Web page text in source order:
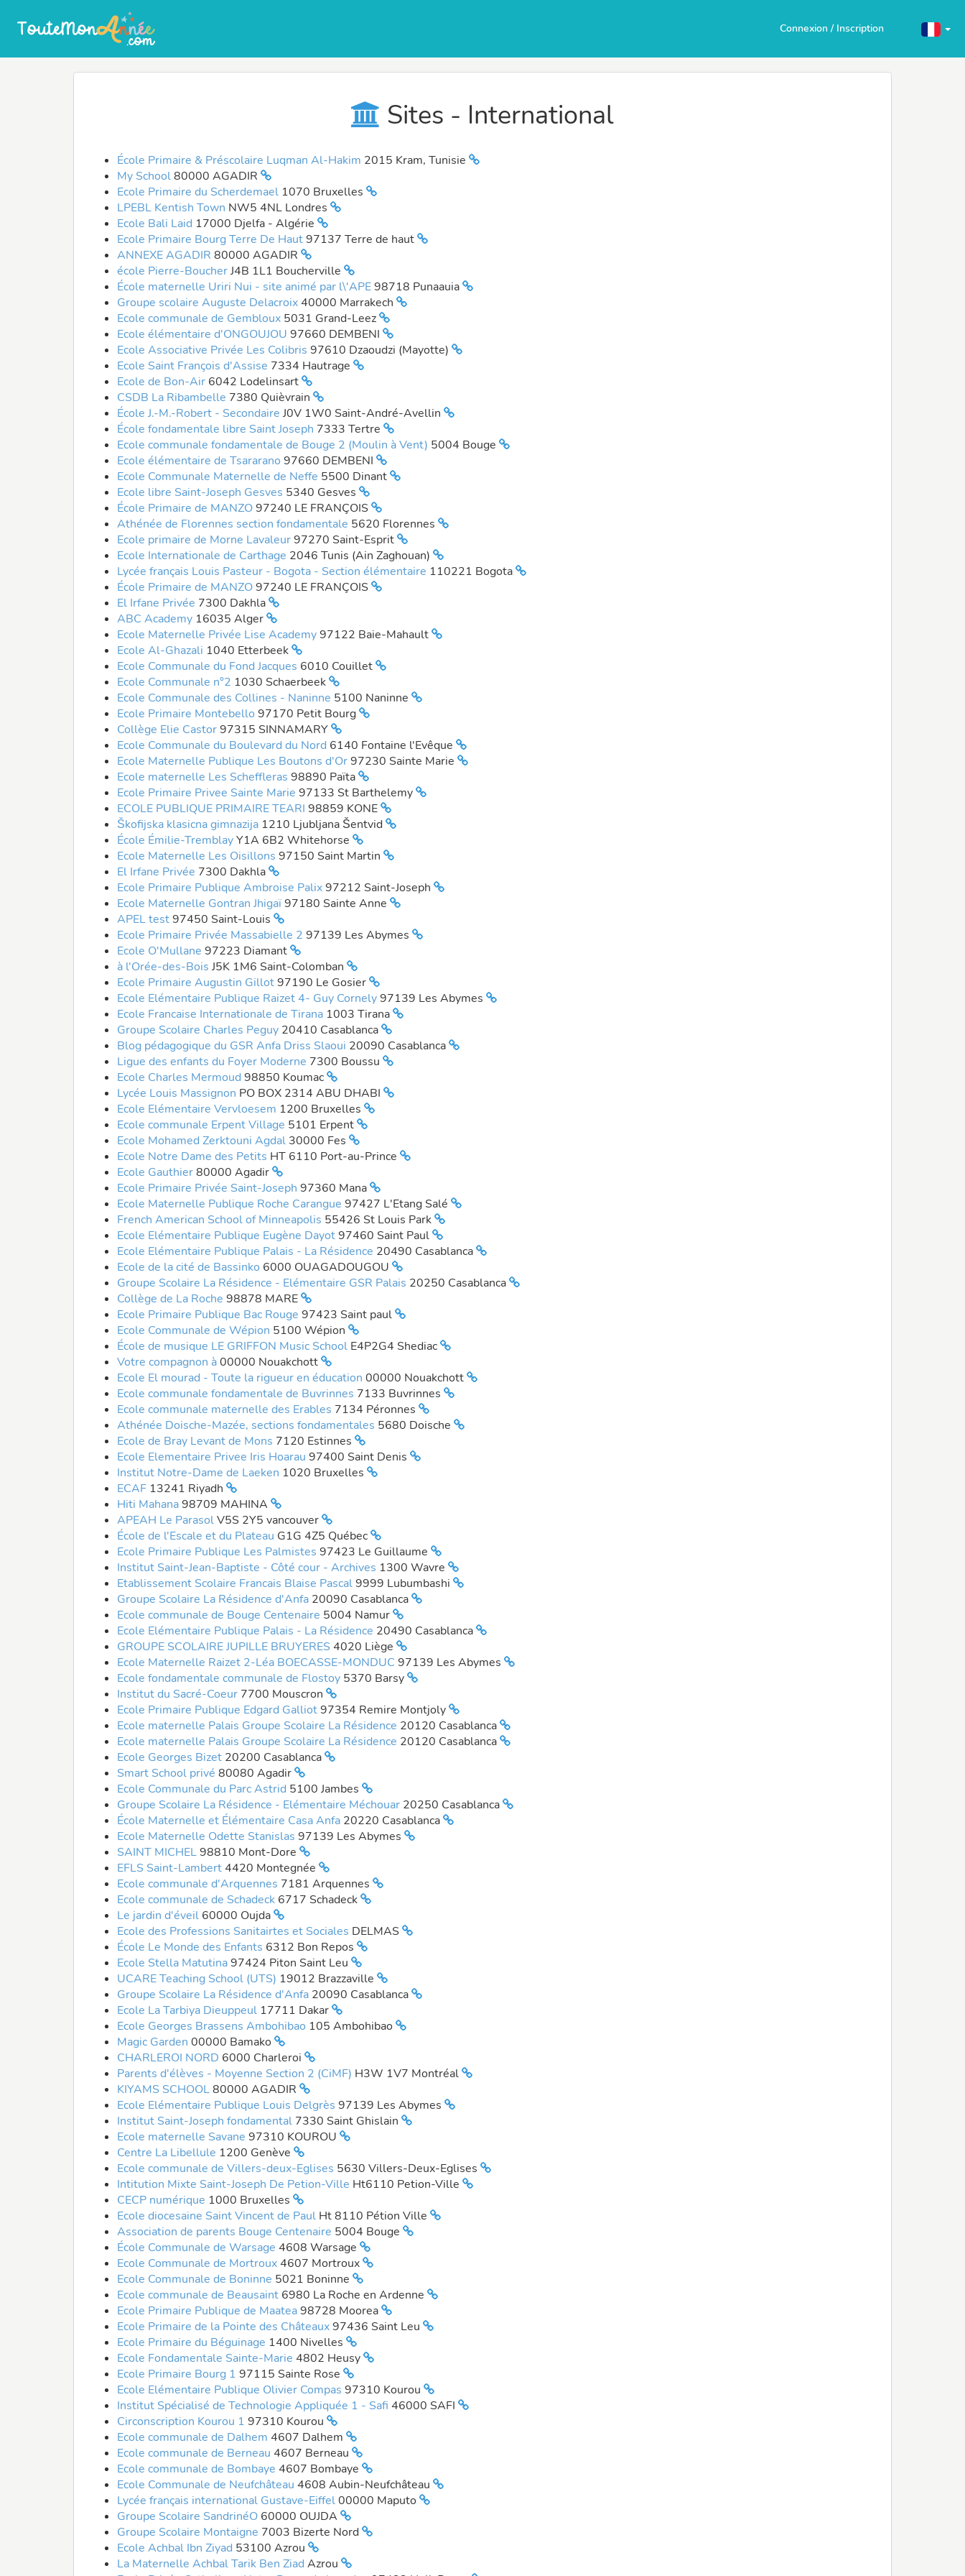
Connexion / Inscription
Sites - International
École Primaire & Préscolaire Luqman Al-Hakim 2015 Kram, Tunisie
My School80000 AGADIR
Ecole Primaire du Scherdemael 1070 Bruxelles
LPEBL Kentish Town NW5 4NL Londres
Ecole Bali Laid 17000 Djelfa - Algérie
Ecole Primaire Bourg Terre De Haut97137 Terre de haut
ANNEXE AGADIR 80000 AGADIR
école Pierre-BoucherJ4B 1L1 Boucherville
École maternelle Uriri Nui - site animé par l\'APE98718 Punaauia
Groupe scolaire Auguste Delacroix40000 Marrakech
Ecole communale de Gembloux 5031 Grand-Leez
Ecole élémentaire d'ONGOUJOU 97660 DEMBENI
Ecole Associative Privée Les Colibris 97610 Dzaoudzi (Mayotte)
Ecole Saint François d'Assise 7334 Hautrage
Ecole de Bon-Air 6042 Lodelinsart
CSDB La Ribambelle 7380 Quièvrain
École J.-M.-Robert - Secondaire J0V 1W0 Saint-André-Avellin
École fondamentale libre Saint Joseph 7333 Tertre
Ecole communale fondamentale de Bouge 2 (Moulin à Vent) 5004 Bouge
Ecole élémentaire de Tsararano 97660 DEMBENI
Ecole Communale Maternelle de Neffe 5500 Dinant
Ecole libre Saint-Joseph Gesves 5340 Gesves
École Primaire de MANZO97240 LE FRANÇOIS
Athénée de Florennes section fondamentale 5620 Florennes
Ecole primaire de Morne Lavaleur97270 Saint-Esprit
Ecole Internationale de Carthage 2046 Tunis (Ain Zaghouan)
Lycée français Louis Pasteur - Bogota - Section élémentaire 110221 Bogota
École Primaire de MANZO97240 LE FRANÇOIS
El Irfane Privée 7300 Dakhla
ABC Academy 16035 Alger
Ecole Maternelle Privée Lise Academy97122 Baie-Mahault
Ecole Al-Ghazali 1040 Etterbeek
Ecole Communale du Fond Jacques 6010 Couillet
Ecole Communale n°2 1030 Schaerbeek
Ecole Communale des Collines - Naninne 5100 Naninne
Ecole Primaire Montebello 97170 Petit Bourg
Collège Elie Castor97315 SINNAMARY
Ecole Communale du Boulevard du Nord 6140 Fontaine l'Evêque
Ecole Maternelle Publique Les Boutons d'Or97230 Sainte Marie
Ecole maternelle Les Scheffleras 98890 Païta
Ecole Primaire Privee Sainte Marie 97133 St Barthelemy
ECOLE PUBLIQUE PRIMAIRE TEARI 98859 KONE
Škofijska klasicna gimnazija 1210 Ljubljana Šentvid
École Émilie-TremblayY1A 6B2 Whitehorse
Ecole Maternelle Les Oisillons 97150 Saint Martin
El Irfane Privée 7300 Dakhla
Ecole Primaire Publique Ambroise Palix97212 Saint-Joseph
Ecole Maternelle Gontran Jhigaï97180 Sainte Anne
APEL test97450 Saint-Louis
Ecole Primaire Privée Massabielle 2 97139 Les Abymes
Ecole O'Mullane 97223 Diamant
à l'Orée-des-Bois J5K 1M6 Saint-Colomban
Ecole Primaire Augustin Gillot97190 Le Gosier
Ecole Elémentaire Publique Raizet 4- Guy Cornely97139 Les Abymes
Ecole Francaise Internationale de Tirana 1003 Tirana
Groupe Scolaire Charles Peguy 20410 Casablanca
Blog pédagogique du GSR Anfa Driss Slaoui 20090 Casablanca
Ligue des enfants du Foyer Moderne 7300 Boussu
Ecole Charles Mermoud 98850 Koumac
Lycée Louis Massignon PO BOX 2314 ABU DHABI
Ecole Elémentaire Vervloesem 1200 Bruxelles
Ecole communale Erpent Village 5101 Erpent
Ecole Mohamed Zerktouni Agdal 30000 Fes
Ecole Notre Dame des Petits HT 6110 Port-au-Prince
Ecole Gauthier80000 Agadir
Ecole Primaire Privée Saint-Joseph 97360 Mana
Ecole Maternelle Publique Roche Carangue 97427 L'Etang Salé
French American School of Minneapolis 55426 St Louis Park
Ecole Elémentaire Publique Eugène Dayot97460 Saint Paul
Ecole Elémentaire Publique Palais - La Résidence 20490 Casablanca
Ecole de la cité de Bassinko 6000 OUAGADOUGOU
Groupe Scolaire La Résidence - Elémentaire GSR Palais 20250 Casablanca
Collège de La Roche 98878 MARE
Ecole Primaire Publique Bac Rouge 97423 Saint paul
Ecole Communale de Wépion 5100 Wépion
École de musique LE GRIFFON Music School E4P2G4 Shediac
Votre compagnon à00000 Nouakchott
Ecole El mourad - Toute la rigueur en éducation 00000 Nouakchott
Ecole communale fondamentale de Buvrinnes 7133 Buvrinnes
Ecole communale maternelle des Erables 7134 Péronnes
Athénée Doische-Mazée, sections fondamentales 5680 Doische
Ecole de Bray Levant de Mons 7120 Estinnes
Ecole Elementaire Privee Iris Hoarau 97400 Saint Denis
Institut Notre-Dame de Laeken 1020 Bruxelles
ECAF 13241 Riyadh
Hiti Mahana98709 MAHINA
APEAH Le ParasolV5S 2Y5 vancouver
École de l'Escale et du Plateau G1G 4Z5 Québec
Ecole Primaire Publique Les Palmistes 97423 Le Guillaume
Institut Saint-Jean-Baptiste - Côté cour - Archives 1300 Wavre
Etablissement Scolaire Francais Blaise Pascal9999 Lubumbashi
Groupe Scolaire La Résidence d'Anfa 20090 Casablanca
Ecole communale de Bouge Centenaire 5004 Namur
Ecole Elémentaire Publique Palais - La Résidence 20490 Casablanca
GROUPE SCOLAIRE JUPILLE BRUYERES 4020 Liège
Ecole Maternelle Raizet 2-Léa BOECASSE-MONDUC 97139 Les Abymes
Ecole fondamentale communale de Flostoy 5370 Barsy
Institut du Sacré-Coeur 7700 Mouscron
Ecole Primaire Publique Edgard Galliot97354 Remire Montjoly
Ecole maternelle Palais Groupe Scolaire La Résidence 20120 Casablanca
Ecole maternelle Palais Groupe Scolaire La Résidence 20120 Casablanca
Ecole Georges Bizet 20200 Casablanca
Smart School privé 80080 Agadir
Ecole Communale du Parc Astrid 5100 Jambes
Groupe Scolaire La Résidence - Elémentaire Méchouar 20250 Casablanca
École Maternelle et Élémentaire Casa Anfa 20220 Casablanca
Ecole Maternelle Odette Stanislas 97139 Les Abymes
SAINT MICHEL98810 Mont-Dore
EFLS Saint-Lambert4420 Montegnée
Ecole communale d'Arquennes 7181 Arquennes
Ecole communale de Schadeck 6717 Schadeck
Le jardin d'éveil 60000 Oujda
Ecole des Professions Sanitairtes et Sociales DELMAS
École Le Monde des Enfants 6312 Bon Repos
Ecole Stella Matutina97424 Piton Saint Leu
UCARE Teaching School (UTS) 19012 Brazzaville
Groupe Scolaire La Résidence d'Anfa 20090 Casablanca
Ecole La Tarbiya Dieuppeul 17711 Dakar
Ecole Georges Brassens Ambohibao 105 Ambohibao
Magic Garden 00000 Bamako
CHARLEROI NORD 6000 Charleroi
Parents d'élèves - Moyenne Section 2 (CiMF) H3W 1V7 Montréal
KIYAMS SCHOOL80000 AGADIR
Ecole Elémentaire Publique Louis Delgrès 97139 Les Abymes
Institut Saint-Joseph fondamental 7330 Saint Ghislain
Ecole maternelle Savane 97310 KOUROU
Centre La Libellule 1200 Genève
Ecole communale de Villers-deux-Eglises 5630 Villers-Deux-Eglises
Intitution Mixte Saint-Joseph De Petion-Ville Ht6110 Petion-Ville
CECP numérique 1000 Bruxelles
Ecole diocesaine Saint Vincent de Paul Ht 8110 Pétion Ville
Association de parents Bouge Centenaire 5004 Bouge
École Communale de Warsage 4608 Warsage
Ecole Communale de Mortroux4607 Mortroux
Ecole Communale de Boninne 5021 Boninne
Ecole communale de Beausaint 6980 La Roche en Ardenne
Ecole Primaire Publique de Maatea98728 Moorea
Ecole Primaire de la Pointe des Châteaux97436 Saint Leu
Ecole Primaire du Béguinage 1400 Nivelles
Ecole Fondamentale Sainte-Marie 4802 Heusy
Ecole Primaire Bourg 1 97115 Sainte Rose
Ecole Elémentaire Publique Olivier Compas 97310 Kourou
Institut Spécialisé de Technologie Appliquée 1 - Safi 46000 SAFI
Circonscription Kourou 1 97310 Kourou
Ecole communale de Dalhem 4607 Dalhem
Ecole communale de Berneau 4607 Berneau
Ecole communale de Bombaye 4607 Bombaye
Ecole Communale de Neufchâteau 4608 Aubin-Neufchâteau
Lycée français international Gustave-Eiffel00000 Maputo
Groupe Scolaire SandrinéO 60000 OUJDA
Groupe Scolaire Montaigne 7003 Bizerte Nord
Ecole Achbal Ibn Ziyad 53100 Azrou
La Maternelle Achbal Tarik Ben Ziad Azrou